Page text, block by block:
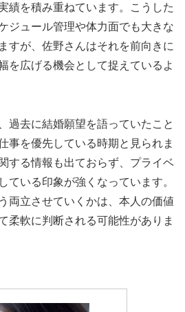
績を積み重ねています。こうした
ジュール管理や体力面でも大きな
すが、佐野さんはそれを前向きに
を広げる機会として捉えているよ
過去に結婚願望を語っていたこと
事を優先している時期と見られま
する情報も出ておらず、プライベ
ている印象が強くなっています。
両立させていくかは、本人の価値
柔軟に判断される可能性がありま